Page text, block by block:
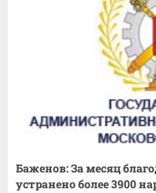
Баженов: За месяц
устранено более 3900